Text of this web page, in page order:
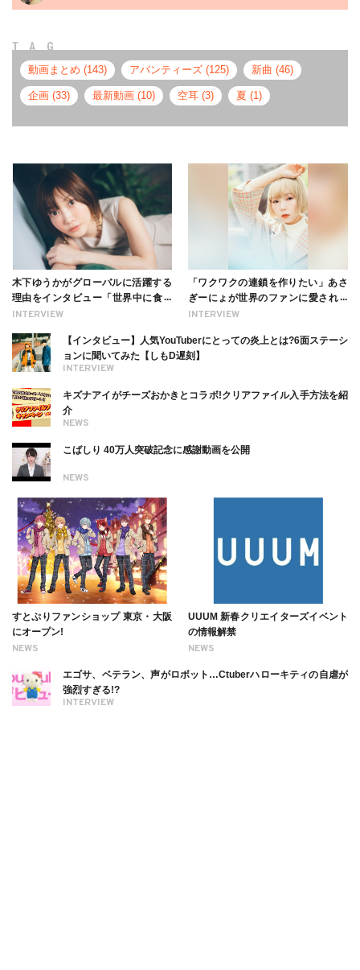
TAG
動画まとめ (143) アバンティーズ (125) 新曲 (46)
企画 (33) 最新動画 (10) 空耳 (3) 夏 (1)
INTERVIEW
木下ゆうかがグローバルに活躍する
理由をインタビュー「世界中に食べ
る幸せを伝えたい」新事務所加入に
INTERVIEW
「ワクワクの連鎖を作りたい」あさ
ぎーにょが世界のファンに愛される
理由【インタビュー】
INTERVIEW
【インタビュー】人気YouTuberにとっての炎上とは?6面ステーシ
ョンに聞いてみた【しもD遅刻】
NEWS
キズナアイがチーズおかきとコラボ!クリアファイル入手方法を紹
介
NEWS
こばしり 40万人突破記念に感謝動画を公開
NEWS
すとぷりファンショップ 東京・大阪
にオープン!
NEWS
UUUM 新春クリエイターズイベント
の情報解禁
INTERVIEW
エゴサ、ベテラン、声がロボット…Ctuberハローキティの自虐が
強烈すぎる!?